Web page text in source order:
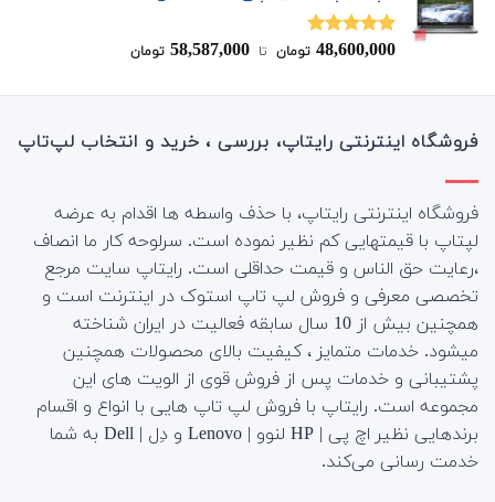
نمره5.00
48,600,000 تومان ‌ تا ‌ 58,587,000 تومان
فروشگاه اینترنتی رایتاپ، بررسی ، خرید و انتخاب لپ‌تاپ
فروشگاه اینترنتی رایتاپ، با حذف واسطه ها اقدام به عرضه
لپتاپ با قیمتهایی کم نظیر نموده است. سرلوحه کار ما انصاف
،رعایت حق الناس و قیمت حداقلی است. رایتاپ سایت مرجع
تخصصی معرفی و فروش لپ تاپ استوک در اینترنت است و
همچنین بیش از 10 سال سابقه فعالیت در ایران شناخته
میشود. خدمات متمایز ، کیفیت بالای محصولات همچنین
پشتیبانی و خدمات پس از فروش قوی از الویت های این
مجموعه است. رایتاپ با فروش لپ تاپ هایی با انواع و اقسام
برندهایی نظیر اچ پی | HP لنوو | Lenovo و دِل | Dell به شما
خدمت رسانی می‌کند.